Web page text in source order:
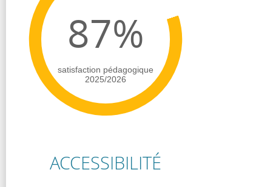
87%
satisfaction pédagogique
2025/2026
ACCESSIBILITÉ